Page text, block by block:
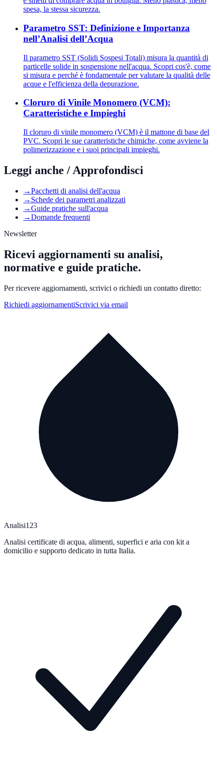
spesa, la stessa sicurezza.
Parametro SST: Definizione e Importanza
nell’Analisi dell’Acqua
Il parametro SST (Solidi Sospesi Totali) misura la quantità di
particelle solide in sospensione nell'acqua. Scopri cos'è, come
si misura e perché è fondamentale per valutare la qualità delle
acque e l'efficienza della depurazione.
Cloruro di Vinile Monomero (VCM):
Caratteristiche e Impieghi
Il cloruro di vinile monomero (VCM) è il mattone di base del
PVC. Scopri le sue caratteristiche chimiche, come avviene la
polimerizzazione e i suoi principali impieghi.
Leggi anche / Approfondisci
→Pacchetti di analisi dell'acqua
→ Schede dei parametri analizzati
→Guide pratiche sull'acqua
→Domande frequenti
Newsletter
Ricevi aggiornamenti su analisi,
normative e guide pratiche.
Per ricevere aggiornamenti, scrivici o richiedi un contatto diretto:
Richiedi aggiornamentiScrivici via email
Analisi123
Analisi certificate di acqua, alimenti, superfici e aria con kit a
domicilio e supporto dedicato in tutta Italia.